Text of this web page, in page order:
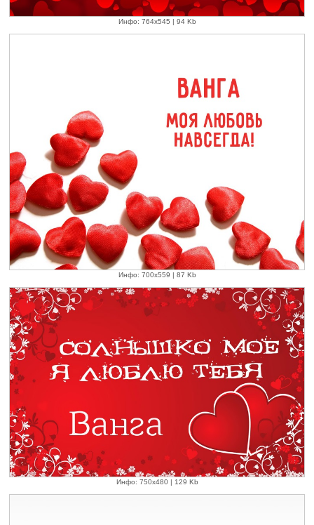
Инфо: 764х545 | 94 Kb
Инфо: 700х559 | 87 Kb
Инфо: 750х480 | 129 Kb